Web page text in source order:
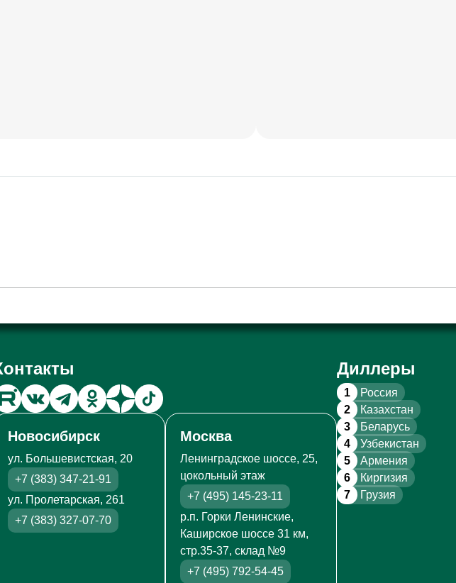
Новосибирск
ул. Большевистская, 20
+7 (383) 347-21-91
ул. Пролетарская, 261
+7 (383) 327-07-70
Москва
Ленинградское шоссе, 25,
цокольный этаж
+7 (495) 145-23-11
р.п. Горки Ленинские,
Каширское шоссе 31 км,
стр.35-37, склад №9
+7 (495) 792-54-45
Диллеры
1
Россия
2
Казахстан
3
Беларусь
4
Узбекистан
5
Армения
6
Киргизия
7
Грузия